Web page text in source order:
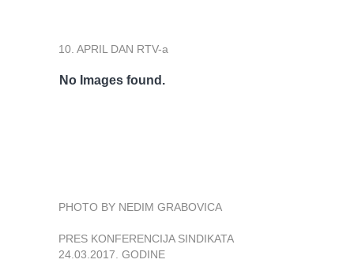
10. APRIL DAN RTV-a
No Images found.
PHOTO BY NEDIM GRABOVICA
PRES KONFERENCIJA SINDIKATA
24.03.2017. GODINE